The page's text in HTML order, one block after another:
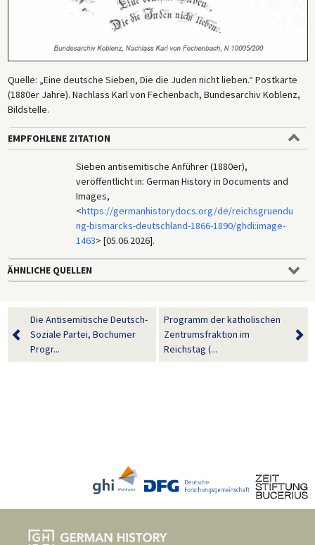
Quelle: „Eine deutsche Sieben, Die die Juden nicht lieben.“ Postkarte
(1880er Jahre). Nachlass Karl von Fechenbach, Bundesarchiv Koblenz,
Bildstelle.
EMPFOHLENE ZITATION
Sieben antisemitische Anführer (1880er),
veröffentlicht in: German History in Documents and
Images,
<https://germanhistorydocs.org/de/reichsgruendu
ng-bismarcks-deutschland-1866-1890/ghdi:image-
1463> [05.06.2026].
ÄHNLICHE QUELLEN
Die Antisemitische Deutsch-
Soziale Partei, Bochumer
Progr...
Programm der katholischen
Zentrumsfraktion im
Reichstag (...